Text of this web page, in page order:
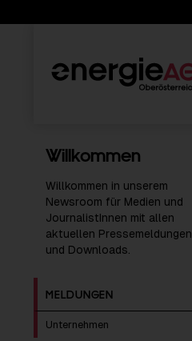
Willkommen
Willkommen in unserem
Newsroom für Medien und
JournalistInnen mit allen
aktuellen Pressemeldungen
und Downloads.
MELDUNGEN
Unternehmen